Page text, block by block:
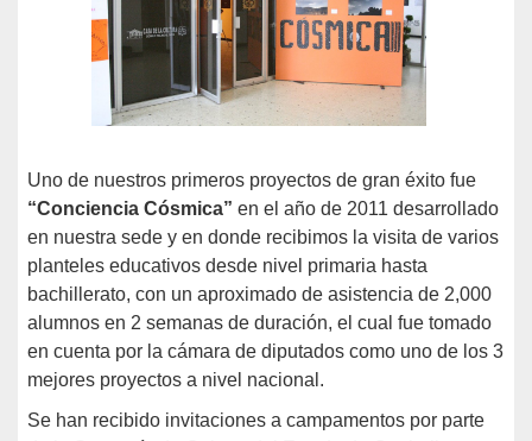
Uno de nuestros primeros proyectos de gran éxito fue
“Conciencia Cósmica” en el año de 2011 desarrollado
en nuestra sede y en donde recibimos la visita de varios
planteles educativos desde nivel primaria hasta
bachillerato, con un aproximado de asistencia de 2,000
alumnos en 2 semanas de duración, el cual fue tomado
en cuenta por la cámara de diputados como uno de los 3
mejores proyectos a nivel nacional.
Se han recibido invitaciones a campamentos por parte